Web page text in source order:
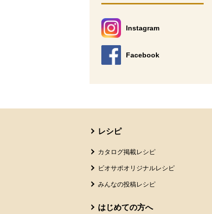
Instagram
別のウィンドウで開きます。
Facebook
別のウィンドウで開きます。
レシピ
カタログ掲載レシピ
ビオサポオリジナルレシピ
みんなの投稿レシピ
はじめての方へ